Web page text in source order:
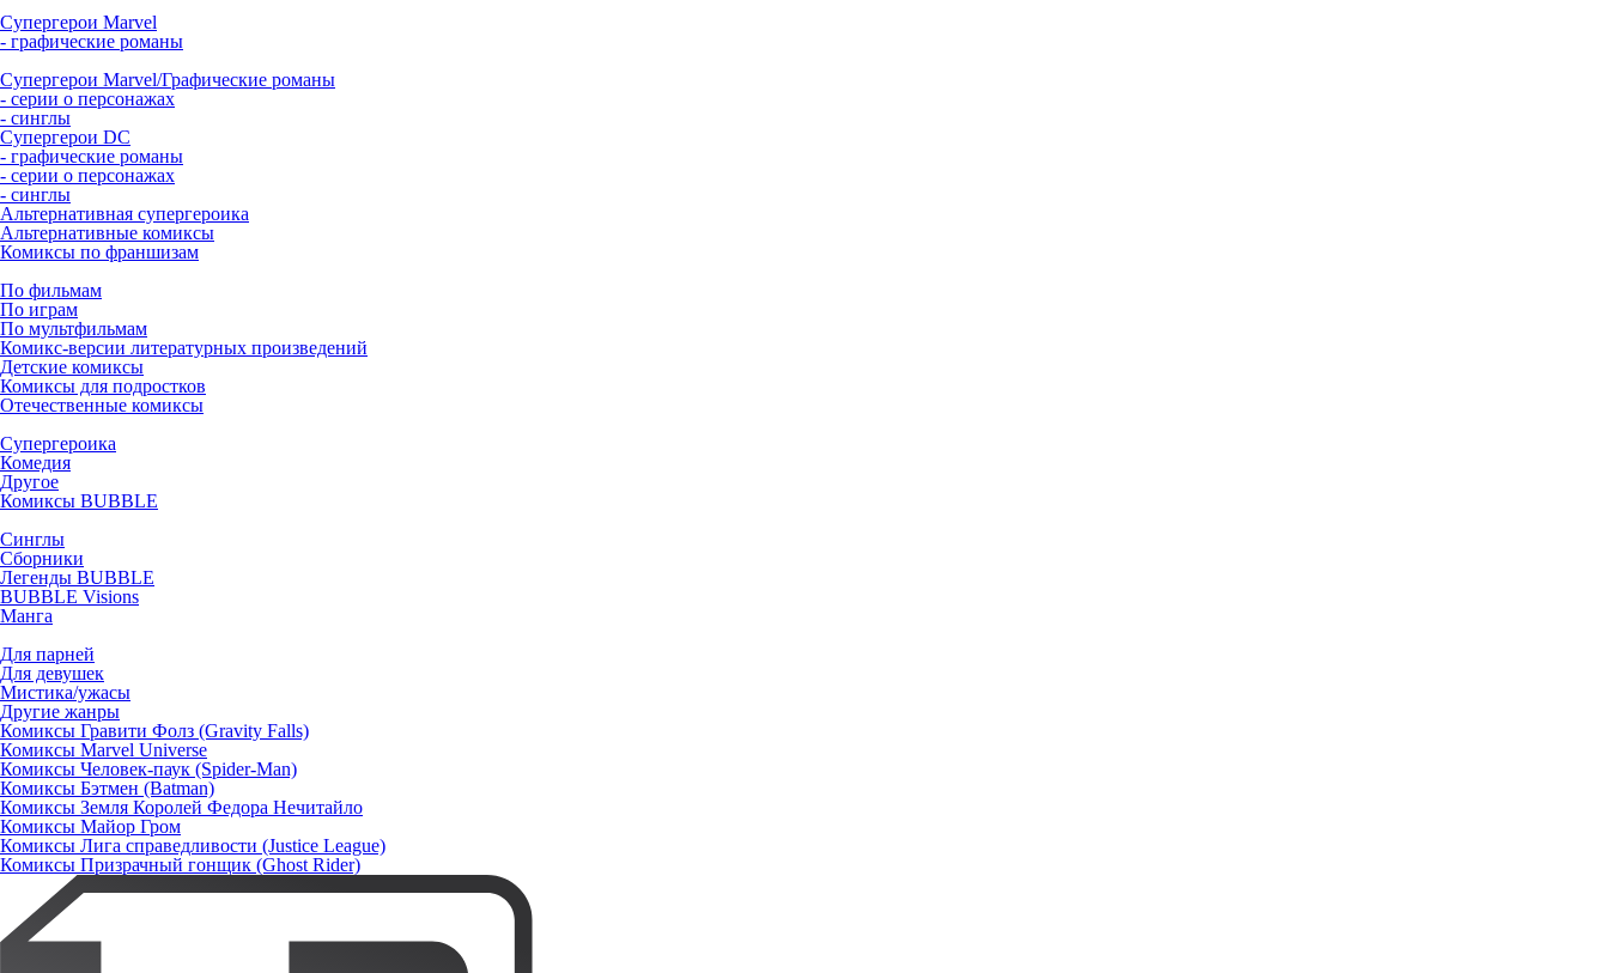
Супергерои Marvel
- графические романы
Супергерои Marvel/Графические романы
- серии о персонажах
- синглы
Супергерои DC
- графические романы
- серии о персонажах
- синглы
Альтернативная супергероика
Альтернативные комиксы
Комиксы по франшизам
По фильмам
По играм
По мультфильмам
Комикс-версии литературных произведений
Детские комиксы
Комиксы для подростков
Отечественные комиксы
Супергероика
Комедия
Другое
Комиксы BUBBLE
Синглы
Сборники
Легенды BUBBLE
BUBBLE Visions
Манга
Для парней
Для девушек
Мистика/ужасы
Другие жанры
Комиксы Гравити Фолз (Gravity Falls)
Комиксы Marvel Universe
Комиксы Человек-паук (Spider-Man)
Комиксы Бэтмен (Batman)
Комиксы Земля Королей Федора Нечитайло
Комиксы Майор Гром
Комиксы Лига справедливости (Justice League)
Комиксы Призрачный гонщик (Ghost Rider)